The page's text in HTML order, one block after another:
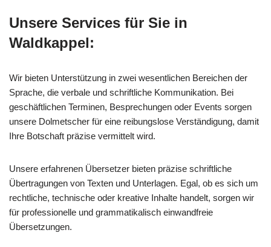
Unsere Services für Sie in
Waldkappel:
Wir bieten Unterstützung in zwei wesentlichen Bereichen der
Sprache, die verbale und schriftliche Kommunikation. Bei
geschäftlichen Terminen, Besprechungen oder Events sorgen
unsere Dolmetscher für eine reibungslose Verständigung, damit
Ihre Botschaft präzise vermittelt wird.
Unsere erfahrenen Übersetzer bieten präzise schriftliche
Übertragungen von Texten und Unterlagen. Egal, ob es sich um
rechtliche, technische oder kreative Inhalte handelt, sorgen wir
für professionelle und grammatikalisch einwandfreie
Übersetzungen.